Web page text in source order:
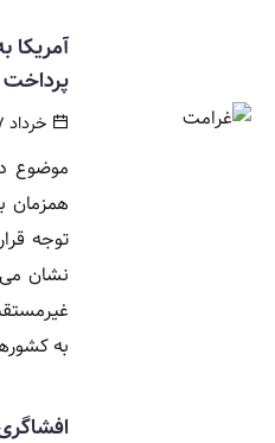
خرداد ۷, ۱۴۰۵
موضوع
همزمان
توجه
نشان
به